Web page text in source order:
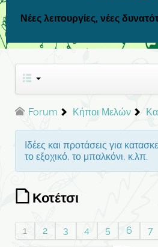
Νέες λειτουργίες, νέες
Forum Κήποι Μελών
Ιδέες και προτάσεις για
το εξοχικό, το μπαλκόνι, κ.λπ.
Κοτέτσι
1 2 3 4 5 6 7